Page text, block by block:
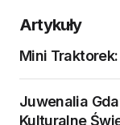
Artykuły
Mini
Juwenalia
Kulturalne